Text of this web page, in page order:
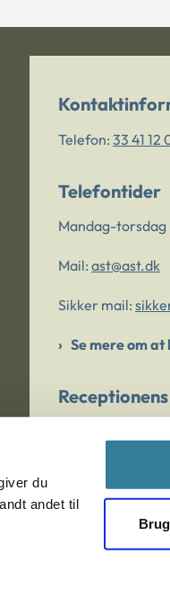
du
andet til
Telefon: 33 41 12
Telefontider
Mandag-torsdag
Mail: ast@ast.dk
Sikker mail:
Se mere om
Er du